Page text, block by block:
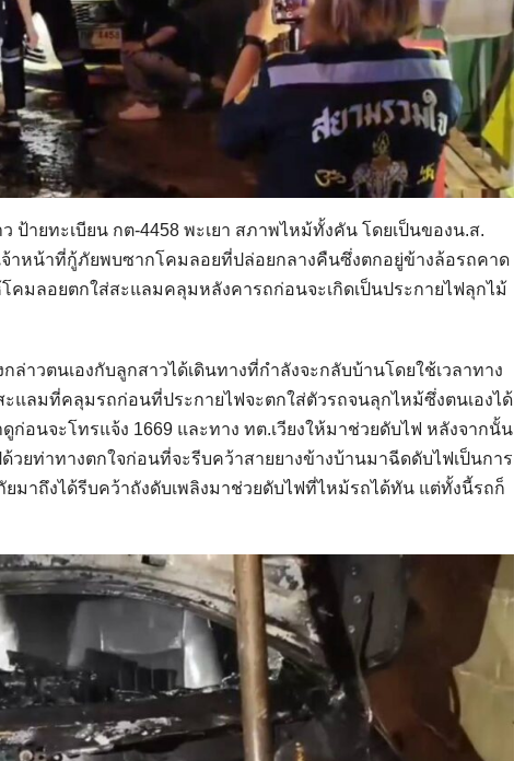
ายทะเบียน กต-4458 พะเยา สภาพไหม้ทั้งคัน โดยเป็นของน.ส.
จ้าหน้าที่กู้ภัยพบซากโคมลอยที่ปล่อยกลางคืนซึ่งตกอยู่ข้างล้อรถคาด
คมลอยตกใส่สะแลมคลุมหลังคารถก่อนจะเกิดเป็นประกายไฟลุกไม้
าวตนเองกับลูกสาวได้เดินทางที่กำลังจะกลับบ้านโดยใช้เวลาทาง
ะแลมที่คลุมรถก่อนที่ประกายไฟจะตกใส่ตัวรถจนลุกไหม้ซึ่งตนเองได้
อนจะโทรแจ้ง 1669 และทาง ทต.เวียงให้มาช่วยดับไฟ หลังจากนั้น
วยท่าทางตกใจก่อนที่จะรีบคว้าสายยางข้างบ้านมาฉีดดับไฟเป็นการ
มาถึงได้รีบคว้าถังดับเพลิงมาช่วยดับไฟที่ไหม้รถได้ทัน แต่ทั้งนี้รถก็